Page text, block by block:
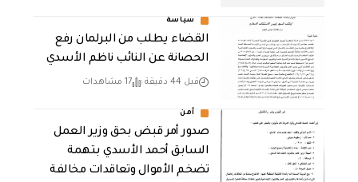
سياسة
القضاء يطلب من البرلمان رفع
الحصانة عن النائب ناظم الأسدي
قبل 44 دقيقة 17 مشاهدات
أمن
صدور أمر قبض بحق وزير العمل
السابق أحمد الأسدي بتهمة
تضخم الأموال وتعاقدات مخالفة